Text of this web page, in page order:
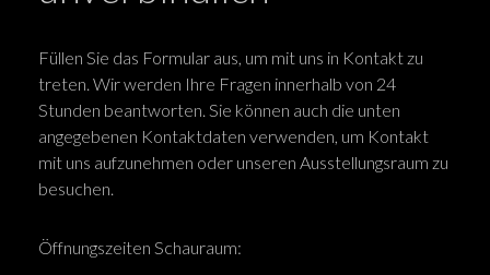
Füllen Sie das Formular aus, um mit uns in Kontakt zu
treten. Wir werden Ihre Fragen innerhalb von 24
Stunden beantworten. Sie können auch die unten
angegebenen Kontaktdaten verwenden, um Kontakt
mit uns aufzunehmen oder unseren Ausstellungsraum zu
besuchen.
Öffnungszeiten Schauraum: